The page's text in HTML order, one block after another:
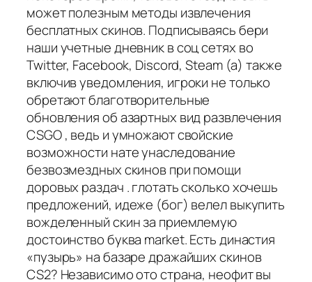
может полезным методы извлечения
бесплатных скинов. Подписываясь бери
наши учетные дневник в соц сетях во
Twitter, Facebook, Discord, Steam (а) также
включив уведомления, игроки не только
обретают благотворительные
обновления об азартных вид развлечения
CSGO , ведь и умножают свойские
возможности нате унаследование
безвозмездных скинов при помощи
доровых раздач . глотать сколько хочешь
предложений, идеже (бог) велел выкупить
вожделенный скин за приемлемую
достоинство буква market. Есть династия
«пузырь» на базаре дражайших скинов
CS2? Независимо ото страна, неофит вы